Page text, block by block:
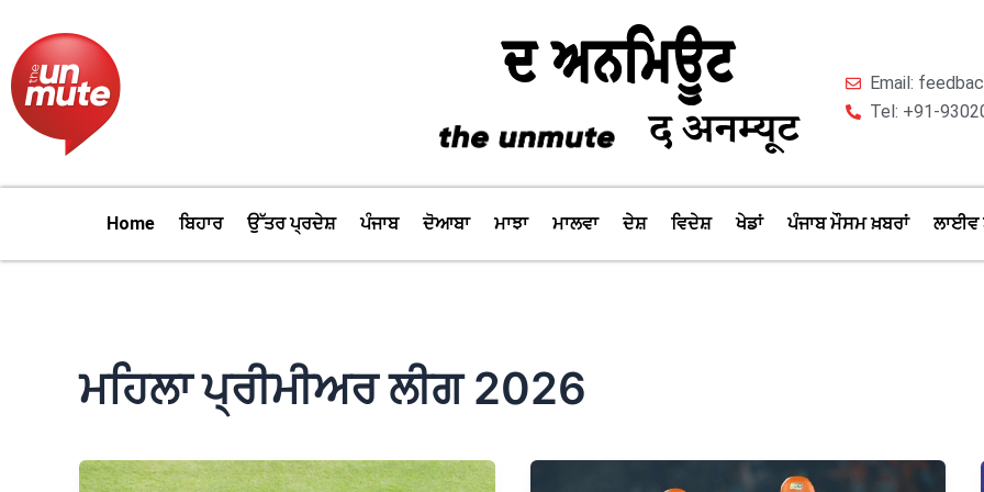
content
Email:
Tel: +91-
Home ਬਿਹਾਰ ਉੱਤਰ ਪ੍ਰਦੇਸ਼ ਪੰਜਾਬ ਦੋਆਬਾ ਮਾਝਾ ਮਾਲਵਾ ਦੇਸ਼ ਵਿਦੇਸ਼ ਖੇਡਾਂ ਪੰਜਾਬ ਮੌਸਮ ਖ਼ਬਰਾਂ ਲਾਈਵ
ਮਹਿਲਾ ਪ੍ਰੀਮੀਅਰ ਲੀਗ 2026